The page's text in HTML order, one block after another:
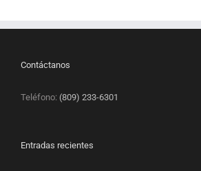
Contáctanos
Teléfono: (809) 233-6301
Entradas recientes